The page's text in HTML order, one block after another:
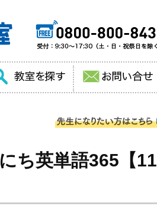
ち英単語365【11